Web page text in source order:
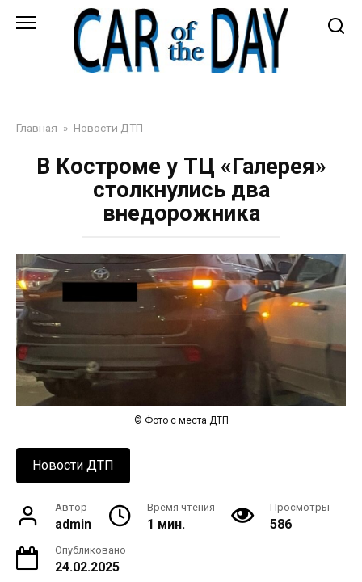
Главная » Новости ДТП
В Костроме у ТЦ «Галерея»
столкнулись два
внедорожника
© Фото с места ДТП
Новости ДТП
Автор
admin
Время чтения
1 мин.
Просмотры
586
Опубликовано
24.02.2025